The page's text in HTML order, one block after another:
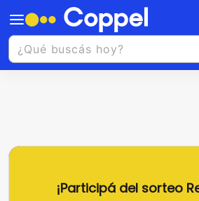
¡Participá del sorteo